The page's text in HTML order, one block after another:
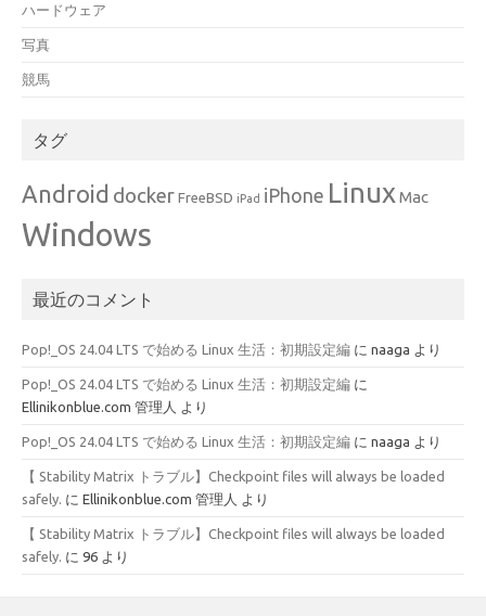
ハードウェア
写真
競馬
タグ
Android docker FreeBSD iPad iPhone Linux Mac
Windows
最近のコメント
Pop!_OS 24.04 LTS で始める Linux 生活：初期設定編 に naaga より
Pop!_OS 24.04 LTS で始める Linux 生活：初期設定編 に
Ellinikonblue.com 管理人
より
Pop!_OS 24.04 LTS で始める Linux 生活：初期設定編 に naaga より
【 Stability Matrix トラブル】Checkpoint files will always be loaded
safely. に Ellinikonblue.com 管理人 より
【 Stability Matrix トラブル】Checkpoint files will always be loaded
safely. に 96 より